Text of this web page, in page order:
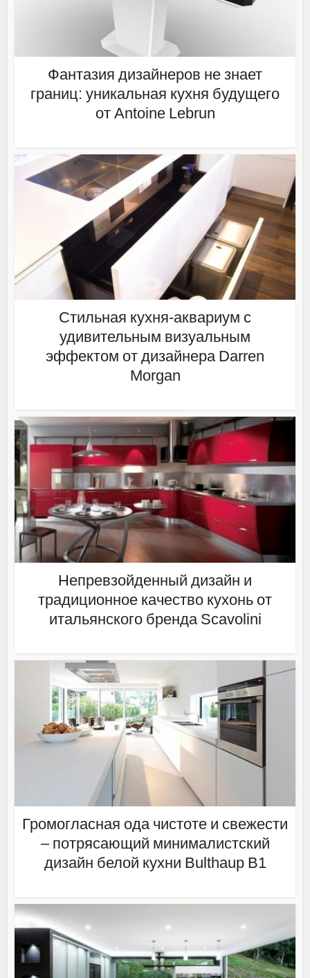
Фантазия дизайнеров не знает
границ: уникальная кухня будущего
от Antoine Lebrun
Стильная кухня-аквариум с
удивительным визуальным
эффектом от дизайнера Darren
Morgan
Непревзойденный дизайн и
традиционное качество кухонь от
итальянского бренда Scavolini
Громогласная ода чистоте и свежести
– потрясающий минималистский
дизайн белой кухни Bulthaup B1